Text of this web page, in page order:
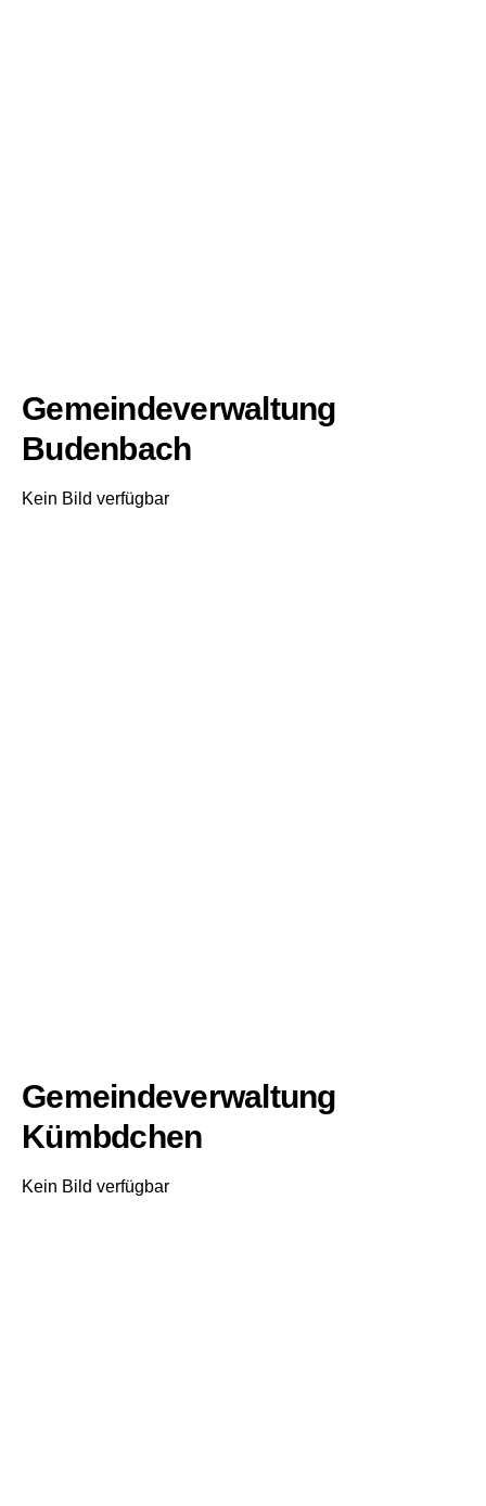
Gemeindeverwaltung
Budenbach
Kein Bild verfügbar
Gemeindeverwaltung
Kümbdchen
Kein Bild verfügbar